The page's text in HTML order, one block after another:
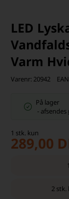
LED
Varm
Varenr: 20942
På lager
- afsendes
1 stk. kun
289,00
1
2 stk.